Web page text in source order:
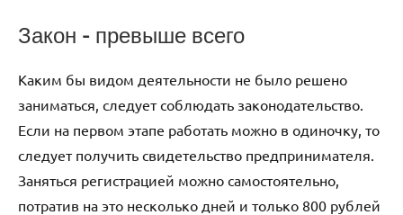
Закон – превыше всего
Каким бы видом деятельности не было решено
заниматься, следует соблюдать законодательство.
Если на первом этапе работать можно в одиночку, то
следует получить свидетельство предпринимателя.
Заняться регистрацией можно самостоятельно,
потратив на это несколько дней и только 800 рублей